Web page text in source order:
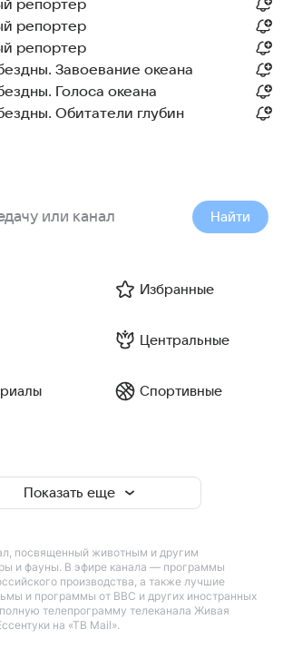
репортер
репортер
репортер
Завоевание океана
Голоса океана
Обитатели глубин
Найти
Избранные
Центральные
Спортивные
Показать еще
посвященный животным и другим
и фауны. В эфире канала — программы
производства, а также лучшие
и программы от BBC и других иностранных
телепрограмму телеканала Живая
на «ТВ Mail».